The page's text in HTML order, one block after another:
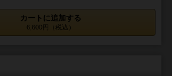
カートに追加する
6,600円（税込）